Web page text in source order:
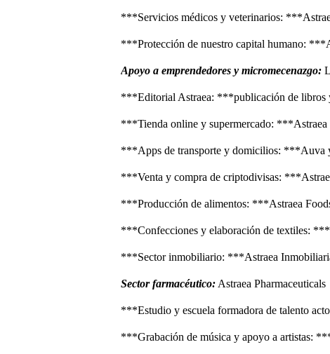
***Servicios médicos y veterinarios:
***Protección de nuestro capital humano:
Apoyo a emprendedores y micromecenazgo:
***Editorial Astraea: ***publicación de libros
***Tienda online y supermercado: ***Astraea
***Apps de transporte y domicilios: ***Auva
***Venta y compra de criptodivisas:
***Producción de alimentos: ***Astraea
***Confecciones y elaboración de textiles:
***Sector inmobiliario: ***Astraea
Sector farmacéutico: Astraea Pharmaceuticals
***Estudio y escuela formadora de talento
***Grabación de música y apoyo a artistas: